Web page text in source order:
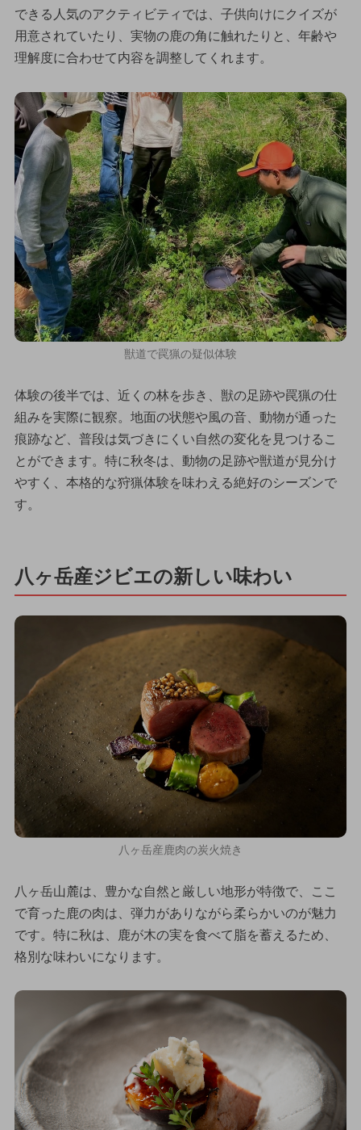
できる人気のアクティビティでは、子供向けにクイズが
用意されていたり、実物の鹿の角に触れたりと、年齢や
理解度に合わせて内容を調整してくれます。
獣道で罠猟の疑似体験
体験の後半では、近くの林を歩き、獣の足跡や罠猟の仕
組みを実際に観察。地面の状態や風の音、動物が通った
痕跡など、普段は気づきにくい自然の変化を見つけるこ
とができます。特に秋冬は、動物の足跡や獣道が見分け
やすく、本格的な狩猟体験を味わえる絶好のシーズンで
す。
八ヶ岳産ジビエの新しい味わい
八ヶ岳産鹿肉の炭火焼き
八ヶ岳山麓は、豊かな自然と厳しい地形が特徴で、ここ
で育った鹿の肉は、弾力がありながら柔らかいのが魅力
です。特に秋は、鹿が木の実を食べて脂を蓄えるため、
格別な味わいになります。